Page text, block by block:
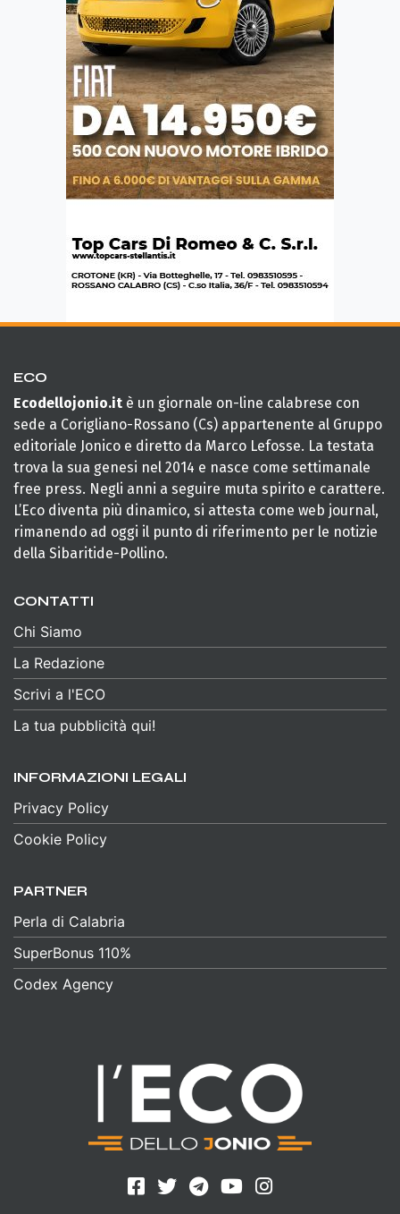
ECO
Ecodellojonio.it è un giornale on-line calabrese con
sede a Corigliano-Rossano (Cs) appartenente al Gruppo
editoriale Jonico e diretto da Marco Lefosse. La testata
trova la sua genesi nel 2014 e nasce come settimanale
free press. Negli anni a seguire muta spirito e carattere.
L’Eco diventa più dinamico, si attesta come web journal,
rimanendo ad oggi il punto di riferimento per le notizie
della Sibaritide-Pollino.
CONTATTI
Chi Siamo
La Redazione
Scrivi a l'ECO
La tua pubblicità qui!
INFORMAZIONI LEGALI
Privacy Policy
Cookie Policy
PARTNER
Perla di Calabria
SuperBonus 110%
Codex Agency